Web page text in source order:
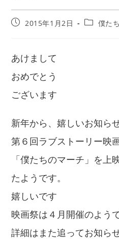
2015年1月2日 僕た
あけまして
おめでとう
ございます
新年から、嬉しいお知ら
第６回ラブストーリー映
「僕たちのマーチ」を上
たようです。
嬉しいです
映画祭は４月開催のようで
詳細はまた追ってお知ら